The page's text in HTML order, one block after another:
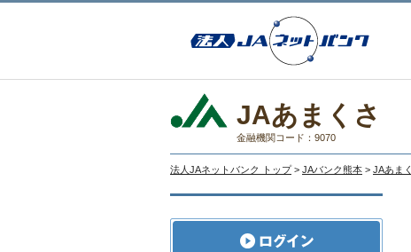
JAあまくさ
金融機関コード：9070
法人JAネットバンク トップ > JAバンク熊本 > JAあま